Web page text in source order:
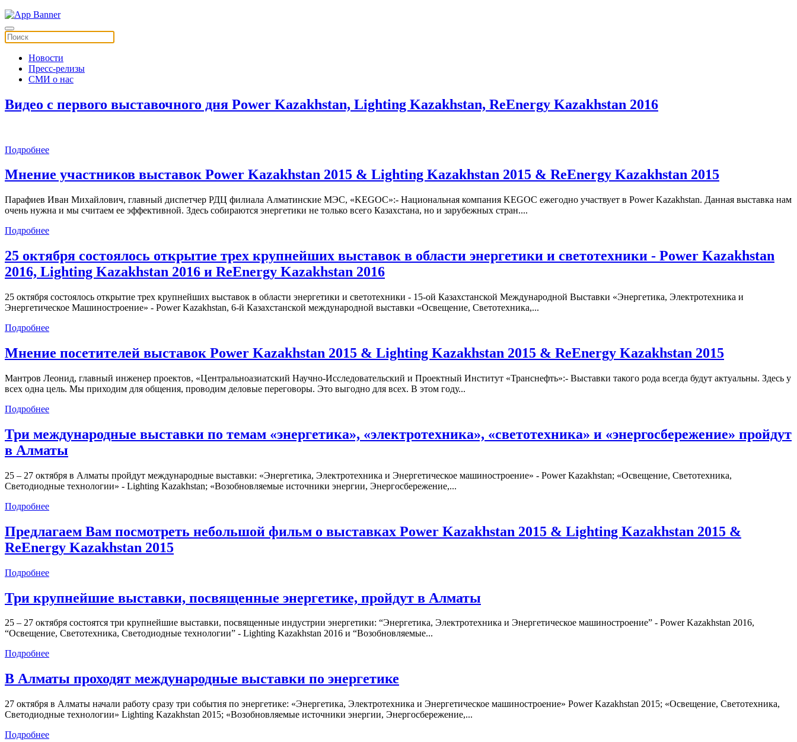
Новости
Пресс-релизы
СМИ о нас
Видео с первого выставочного дня Power Kazakhstan, Lighting Kazakhstan, ReEnergy Kazakhstan 2016
Подробнее
Мнение участников выставок Power Kazakhstan 2015 & Lighting Kazakhstan 2015 & ReEnergy Kazakhstan 2015
Парафиев Иван Михайлович, главный диспетчер РДЦ филиала Алматинские МЭС, «KEGOC»:- Национальная компания KEGOC ежегодно участвует в Power Kazakhstan. Данная выставка нам
очень нужна и мы считаем ее эффективной. Здесь собираются энергетики не только всего Казахстана, но и зарубежных стран....
Подробнее
25 октября состоялось открытие трех крупнейших выставок в области энергетики и светотехники - Power Kazakhstan
2016, Lighting Kazakhstan 2016 и ReEnergy Kazakhstan 2016
25 октября состоялось открытие трех крупнейших выставок в области энергетики и светотехники - 15-ой Казахстанской Международной Выставки «Энергетика, Электротехника и
Энергетическое Машиностроение» - Power Kazakhstan, 6-й Казахстанской международной выставки «Освещение, Светотехника,...
Подробнее
Мнение посетителей выставок Power Kazakhstan 2015 & Lighting Kazakhstan 2015 & ReEnergy Kazakhstan 2015
Мантров Леонид, главный инженер проектов, «Центральноазиатский Научно-Исследовательский и Проектный Институт «Транснефть»:- Выставки такого рода всегда будут актуальны. Здесь у
всех одна цель. Мы приходим для общения, проводим деловые переговоры. Это выгодно для всех. В этом году...
Подробнее
Три международные выставки по темам «энергетика», «электротехника», «светотехника» и «энергосбережение» пройдут
в Алматы
25 – 27 октября в Алматы пройдут международные выставки: «Энергетика, Электротехника и Энергетическое машиностроение» - Power Kazakhstan; «Освещение, Светотехника,
Светодиодные технологии» - Lighting Kazakhstan; «Возобновляемые источники энергии, Энергосбережение,...
Подробнее
Предлагаем Вам посмотреть небольшой фильм о выставках Power Kazakhstan 2015 & Lighting Kazakhstan 2015 &
ReEnergy Kazakhstan 2015
Подробнее
Три крупнейшие выставки, посвященные энергетике, пройдут в Алматы
25 – 27 октября состоятся три крупнейшие выставки, посвященные индустрии энергетики: “Энергетика, Электротехника и Энергетическое машиностроение” - Power Kazakhstan 2016,
“Освещение, Светотехника, Светодиодные технологии” - Lighting Kazakhstan 2016 и “Возобновляемые...
Подробнее
В Алматы проходят международные выставки по энергетике
27 октября в Алматы начали работу сразу три события по энергетике: «Энергетика, Электротехника и Энергетическое машиностроение» Power Kazakhstan 2015; «Освещение, Светотехника,
Светодиодные технологии» Lighting Kazakhstan 2015; «Возобновляемые источники энергии, Энергосбережение,...
Подробнее